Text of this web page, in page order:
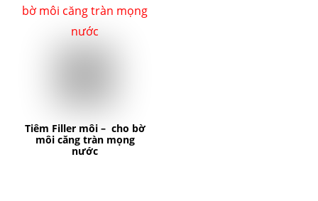
Tiêm Filler môi – cho bờ
môi căng tràn mọng
nước